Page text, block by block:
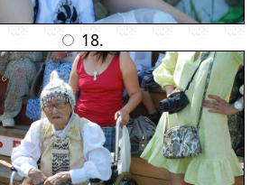
18.